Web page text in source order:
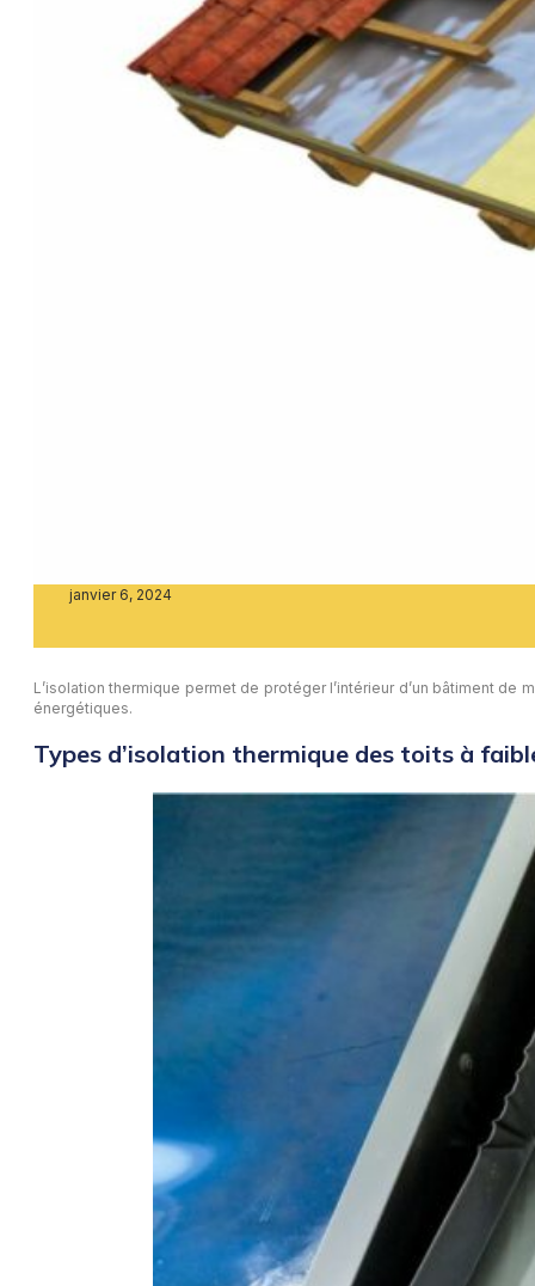
janvier 6, 2024
L’isolation thermique permet de protéger l’intérieur d’un bâtiment
énergétiques.
Types d’isolation thermique des toits à